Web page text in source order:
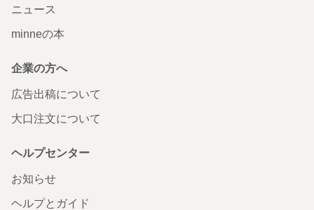
ニュース
minneの本
企業の方へ
広告出稿について
大口注文について
ヘルプセンター
お知らせ
ヘルプとガイド